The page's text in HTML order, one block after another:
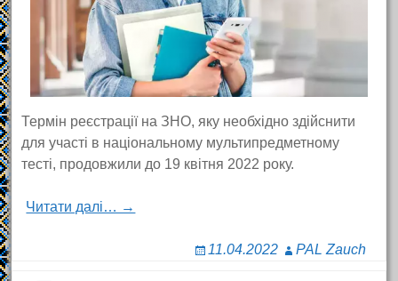
Термін реєстрації на ЗНО, яку необхідно здійснити
для участі в національному мультипредметному
тесті, продовжили до 19 квітня 2022 року.
Читати далі… →
11.04.2022 PAL Zauch